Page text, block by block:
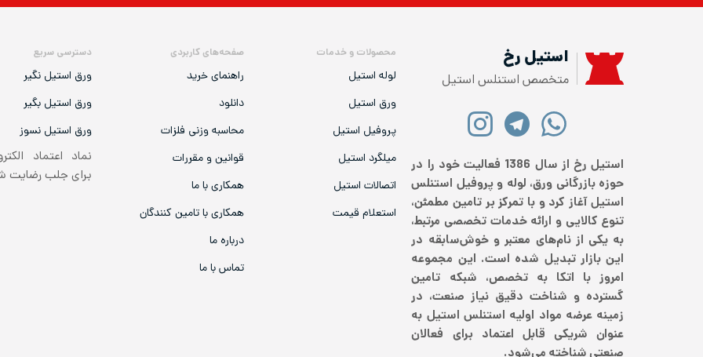
استیل رخ
متخصص استنلس استیل
استیل رخ از سال 1386 فعالیت خود را در
حوزه بازرگانی ورق، لوله و پروفیل استنلس
استیل آغاز کرد و با تمرکز بر تامین مطمئن،
تنوع کالایی و ارائه خدمات تخصصی مرتبط،
به یکی از نام‌های معتبر و خوش‌سابقه در
این بازار تبدیل شده است. این مجموعه
امروز با اتکا به تخصص، شبکه تامین
گسترده و شناخت دقیق نیاز صنعت، در
زمینه عرضه مواد اولیه استنلس استیل به
عنوان شریکی قابل اعتماد برای فعالان
محصولات و خدمات
لوله استیل
ورق استیل
پروفیل استیل
میلگرد استیل
اتصالات استیل
استعلام قیمت
صفحه‌های کاربردی
راهنمای خرید
دانلود
محاسبه وزنی فلزات
قوانین و مقررات
همکاری با ما
همکاری با تامین کنندگان
درباره ما
تماس با ما
دسترسی سریع
ورق استیل نگیر
ورق استیل بگیر
ورق استیل نسوز
نماد اعتماد
برای جلب